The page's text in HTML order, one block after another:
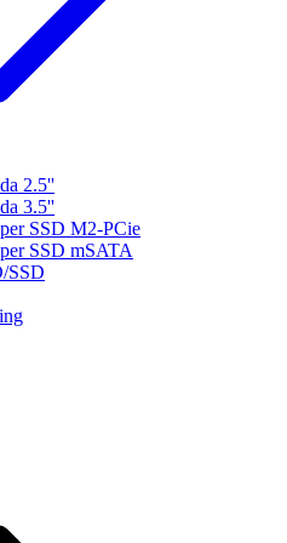
2.5''
3.5''
SSD M2-PCie
SSD mSATA
SSD